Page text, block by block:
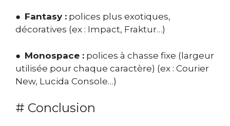
● Fantasy : polices plus exotiques,
décoratives (ex : Impact, Fraktur…)
● Monospace : polices à chasse fixe (largeur
utilisée pour chaque caractère) (ex : Courier
New, Lucida Console…)
# Conclusion